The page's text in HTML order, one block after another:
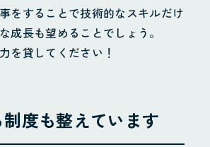
をすることで技術的なスキルだけ
成長も望めることでしょう。
を貸してください！
度も整えています